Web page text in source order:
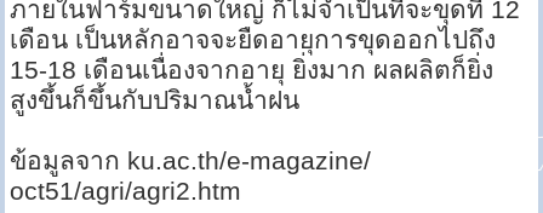
ภายในฟาร์มขนาดใหญ่ ก็ไม่จำเป็นที่จะขุดที่ 12
เดือน เป็นหลักอาจจะยืดอายุการขุดออกไปถึง
15-18 เดือนเนื่องจากอายุ ยิ่งมาก ผลผลิตก็ยิ่ง
สูงขึ้นก็ขึ้นกับปริมาณน้ำฝน
ข้อมูลจาก ku.ac.th/e-magazine/
oct51/agri/agri2.htm